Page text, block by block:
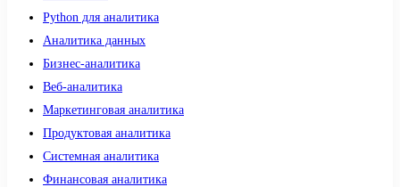
Python для аналитика
Аналитика данных
Бизнес-аналитика
Веб-аналитика
Маркетинговая аналитика
Продуктовая аналитика
Системная аналитика
Финансовая аналитика